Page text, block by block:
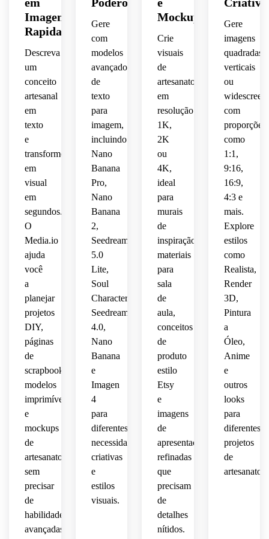
nítidos,
iluminação
de
estúdio
e
estética
feito
mão.
no
de
natalino
para
Pinterest.
dimensional
de
recortado,
alto
contraste,
bordas
nítidas,
iluminação
dramática
porém
fofa
composição
DIY
feita
mão
ideal
para
redes
marrons,
dourado
suave,
natural,
realista
papel,
sombras
estética
artesanal
cottagecore
terracota,
aproximado
luz
charmoso.
e
pastéis,
organização
da
e
estilo
e
colorido,
seções
claras,
ícones
divertidos,
iluminação
brilhante,
texturas
táteis
de
materiais
e
uma
estética
de
familiar
de
aula,
com
leitura
Imagens
Rapidamente
Descreva
um
conceito
artesanal
em
texto
e
transforme
em
visual
em
segundos.
O
Media.io
ajuda
você
a
planejar
projetos
DIY,
páginas
de
scrapbook,
modelos
imprimíveis
e
mockups
de
artesanato
sem
precisar
de
habilidades
avançadas
Gere
com
modelos
avançados
de
texto
para
imagem,
incluindo
Nano
Banana
Pro,
Nano
Banana
2,
Seedream
5.0
Lite,
Soul
Character,
Seedream
4.0,
Nano
Banana
e
Imagen
4
para
diferentes
necessidades
criativas
e
estilos
visuais.
Mockups
Crie
visuais
de
artesanato
em
resolução
1K,
2K
ou
4K,
ideal
para
murais
de
inspiração,
materiais
para
sala
de
aula,
conceitos
de
produto
estilo
Etsy
e
imagens
de
apresentação
refinadas
que
precisam
de
detalhes
nítidos.
Gere
imagens
quadradas,
verticais
ou
widescreen
com
proporções
como
1:1,
9:16,
16:9,
4:3 e
mais.
Explore
estilos
como
Realista,
Render
3D,
Pintura
a
Óleo,
Anime
e
outros
looks
para
diferentes
projetos
de
artesanato.